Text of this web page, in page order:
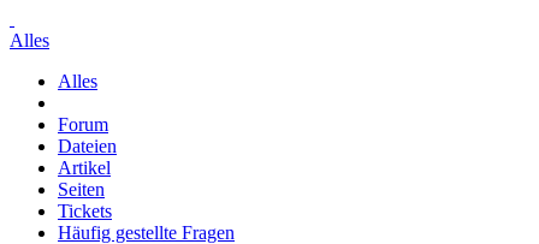
Alles
Alles
Forum
Dateien
Artikel
Seiten
Tickets
Häufig gestellte Fragen